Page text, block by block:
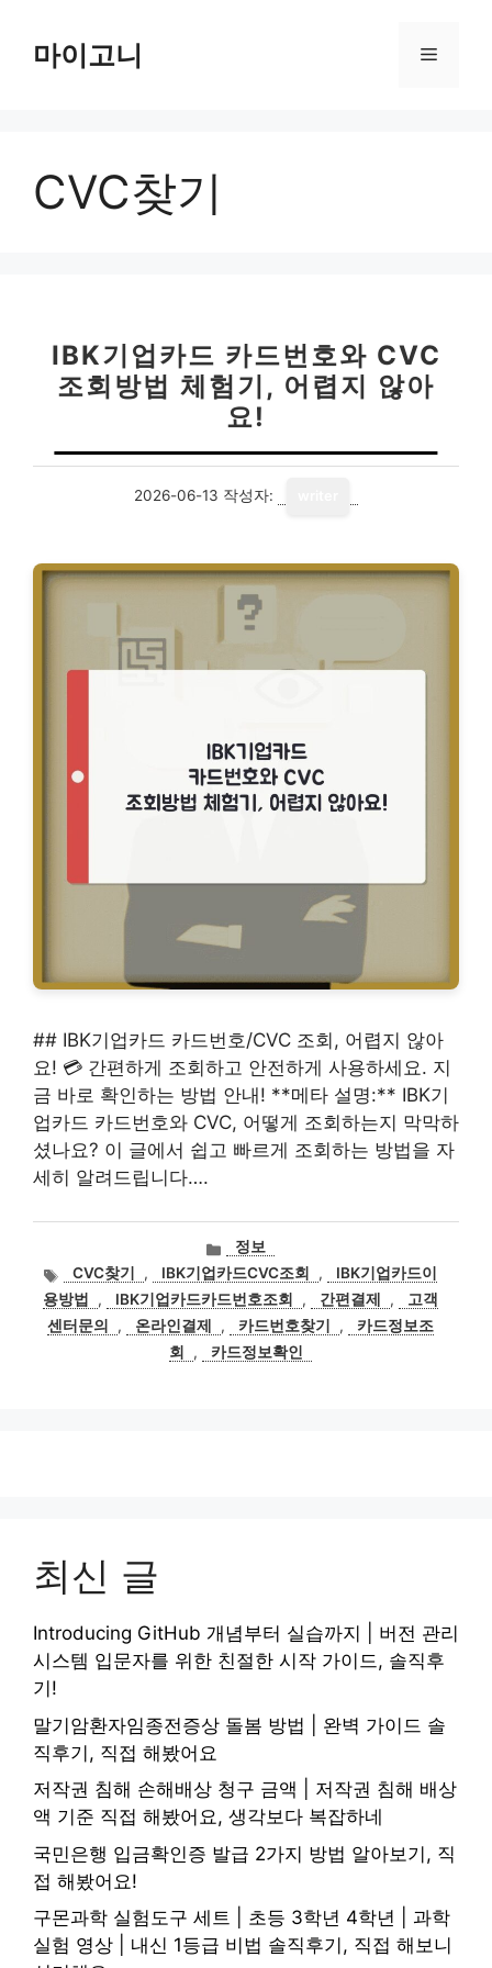
마이고니 메
CVC찾기
IBK기업카드 카드번호와 CVC
조회방법 체험기, 어렵지 않아
요!
2026-06-13 작성자:
## IBK기업카드 카드번호/CVC 조회, 어렵지 않아
요! 💳 간편하게 조회하고 안전하게 사용하세요. 지
금 바로 확인하는 방법 안내! **메타 설명:** IBK기
업카드 카드번호와 CVC, 어떻게 조회하는지 막막하
셨나요? 이 글에서 쉽고 빠르게 조회하는 방법을 자
세히 알려드립니다….
카
테
고
리
정보
태
그
CVC찾기 , IBK기업카드CVC조회 ,
IBK기업카드이
용방법
, IBK기업카드카드번호조회 , 간편결제 ,
고객
센터문의
, 온라인결제 , 카드번호찾기 ,
카드정보조
회
, 카드정보확인
최신 글
Introducing GitHub 개념부터 실습까지 | 버전 관리
시스템 입문자를 위한 친절한 시작 가이드, 솔직후
기!
말기암환자임종전증상 돌봄 방법 | 완벽 가이드 솔
직후기, 직접 해봤어요
저작권 침해 손해배상 청구 금액 | 저작권 침해 배상
액 기준 직접 해봤어요, 생각보다 복잡하네
국민은행 입금확인증 발급 2가지 방법 알아보기, 직
접 해봤어요!
구몬과학 실험도구 세트 | 초등 3학년 4학년 | 과학
실험 영상 | 내신 1등급 비법 솔직후기, 직접 해보니